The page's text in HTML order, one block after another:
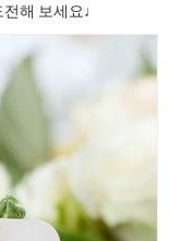
해 보세요♩